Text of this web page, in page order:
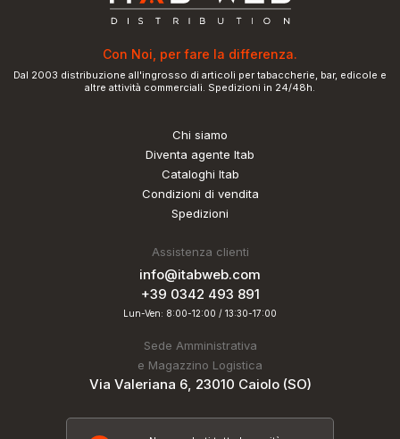
Con Noi, per fare la differenza.
Dal 2003 distribuzione all'ingrosso di articoli per tabaccherie, bar, edicole e
altre attività commerciali. Spedizioni in 24/48h.
Chi siamo
Diventa agente Itab
Cataloghi Itab
Condizioni di vendita
Spedizioni
Assistenza clienti
info@itabweb.com
+39 0342 493 891
Lun-Ven: 8:00-12:00 / 13:30-17:00
Sede Amministrativa
e Magazzino Logistica
Via Valeriana 6, 23010 Caiolo (SO)